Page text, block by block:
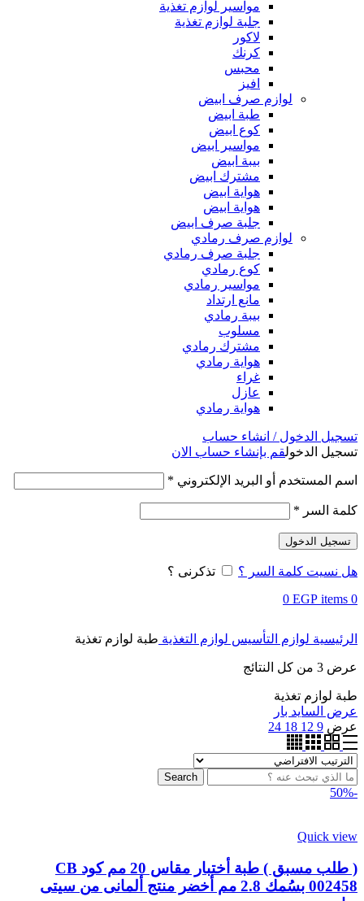
مواسير لوازم تغذية
جلبة لوازم تغذية
لاكور
كرنك
محبس
افيز
لوازم صرف ابيض
طبة ابيض
كوع ابيض
مواسير ابيض
بيبة ابيض
مشترك ابيض
هواية ابيض
هواية ابيض
جلبة صرف ابيض
لوازم صرف رمادي
جلبة صرف رمادي
كوع رمادي
مواسير رمادي
مانع ارتداد
بيبة رمادي
مسلوب
مشترك رمادي
هواية رمادي
غراء
عازل
هواية رمادي
تسجيل الدخول / انشاء حساب
تسجيل الدخولقم بإنشاء حساب الان
اسم المستخدم أو البريد الإلكتروني *
كلمة السر *
تسجيل الدخول
هل نسيت كلمة السر ؟
تذكرنى ؟
0
items
0 EGP
الرئيسية لوازم التأسيس لوازم التغذية طبة لوازم تغذية
عرض ⁦3⁩ من كل النتائج
طبة لوازم تغذية
عرض السايد بار
عرض 9
12
18
24
Search
-50%
Quick view
( طلب مسبق ) طبة أختبار مقاس 20 مم كود CB
002458 بسُمك 2.8 مم أخضر منتج ألمانى من سيتى